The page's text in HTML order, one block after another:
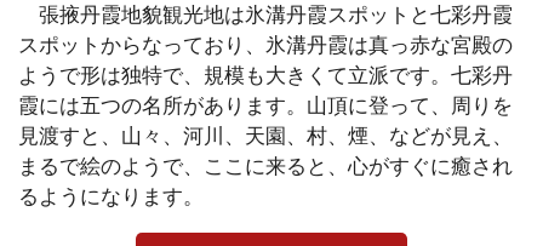
張掖丹霞地貌観光地は氷溝丹霞スポットと七彩丹霞
スポットからなっており、氷溝丹霞は真っ赤な宮殿の
ようで形は独特で、規模も大きくて立派です。七彩丹
霞には五つの名所があります。山頂に登って、周りを
見渡すと、山々、河川、天園、村、煙、などが見え、
まるで絵のようで、ここに来ると、心がすぐに癒され
るようになります。